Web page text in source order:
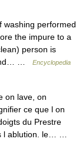
the impure to a
person is
…
Encyclopedia
on lave, on
ce que l on
du Prestre
l ablution. le… …